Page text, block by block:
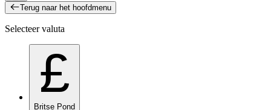
Terug naar het hoofdmenu
Selecteer valuta
£
Britse Pond